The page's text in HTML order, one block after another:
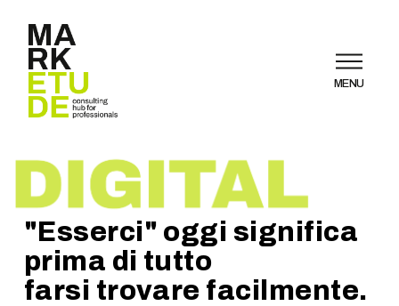
MENU
"Esserci" oggi significa
prima di tutto
farsi trovare facilmente.